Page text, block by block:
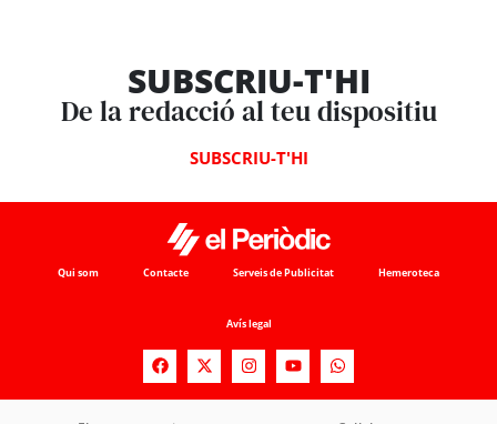
SUBSCRIU-T'HI
De la redacció al teu dispositiu
SUBSCRIU-T'HI
Qui som Contacte Serveis de Publicitat Hemeroteca
Avís legal